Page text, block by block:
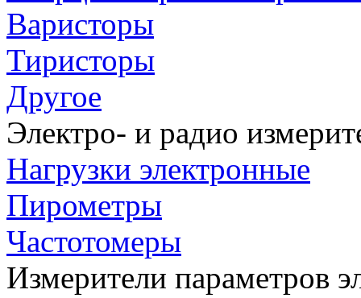
Варисторы
Тиристоры
Другое
Электро- и радио
Нагрузки электронные
Пирометры
Частотомеры
Измерители параметров